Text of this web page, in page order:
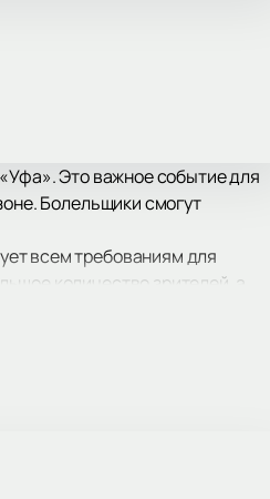
Это важное событие для
Болельщики смогут
всем требованиям для
количество зрителей, а